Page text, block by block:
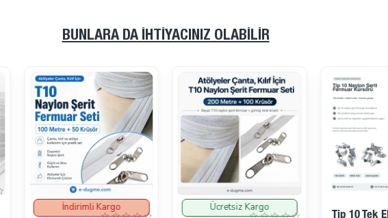
BUNLARA DA İHTIYACINIZ OLABILIR
İndirimde
İndirimli Kargo İndirimde
Ücretsiz Kargo